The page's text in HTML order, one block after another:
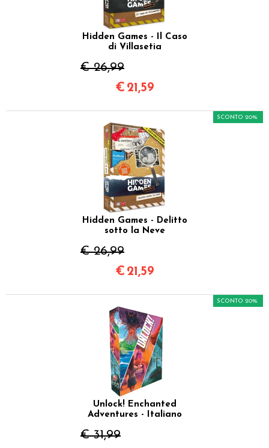
Hidden Games - Il Caso
di Villasetia
€ 26,99
€ 21,59
Hidden Games - Delitto
sotto la Neve
€ 26,99
SCONTO 20%
€ 21,59
Unlock! Enchanted
Adventures - Italiano
€ 31,99
SCONTO 20%